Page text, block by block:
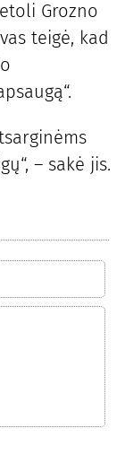
Grozno
teigė, kad
– sakė jis.